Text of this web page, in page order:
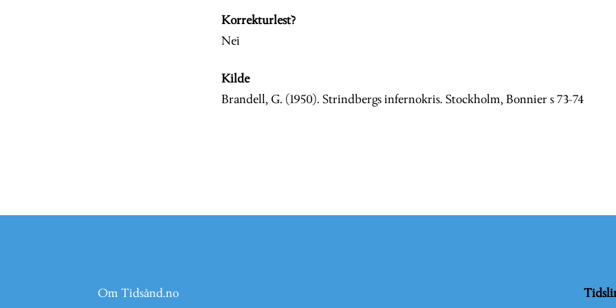
Korrekturlest?
Nei
Kilde
Brandell, G. (1950). Strindbergs infernokris. Stockholm, Bonnier s 73-74
Om Tidsånd.no